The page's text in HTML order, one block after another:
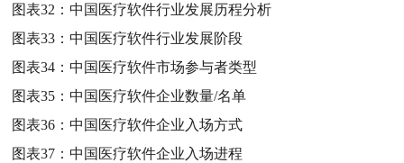
图表32：中国医疗软件行业发展历程分析
图表33：中国医疗软件行业发展阶段
图表34：中国医疗软件市场参与者类型
图表35：中国医疗软件企业数量/名单
图表36：中国医疗软件企业入场方式
图表37：中国医疗软件企业入场进程